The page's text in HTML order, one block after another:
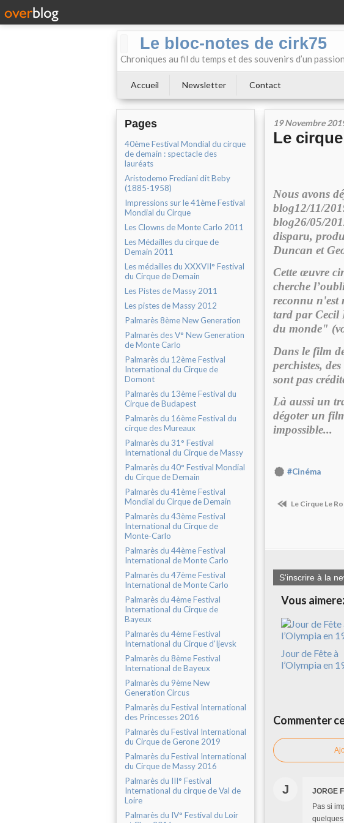
Le bloc-notes de cirk75
Chroniques au fil du temps et des souvenirs d’un
Accueil Newsletter Contact
Pages
40ème Festival Mondial du cirque
de demain : spectacle des
lauréats
Aristodemo Frediani dit Beby
(1885-1958)
Impressions sur le 41ème Festival
Mondial du Cirque
Les Clowns de Monte Carlo 2011
Les Médailles du cirque de
Demain 2011
Les médailles du XXXVII° Festival
du Cirque de Demain
Les Pistes de Massy 2011
Les pistes de Massy 2012
Palmarès 8ème New Generation
Palmarès des V° New Generation
de Monte Carlo
Palmarès du 12ème Festival
International du Cirque de
Domont
Palmarès du 13ème Festival du
Cirque de Budapest
Palmarès du 16ème Festival du
cirque des Mureaux
Palmarès du 31° Festival
International du Cirque de Massy
Palmarès du 40° Festival Mondial
du Cirque de Demain
Palmarès du 41ème Festival
Mondial du Cirque de Demain
Palmarès du 43ème Festival
International du Cirque de
Monte-Carlo
Palmarès du 44ème Festival
International de Monte Carlo
Palmarès du 47ème Festival
International de Monte Carlo
Palmarès du 4ème Festival
International du Cirque de
Bayeux
Palmarès du 4ème Festival
International du Cirque d'Ijevsk
Palmarès du 8ème Festival
International de Bayeux
Palmarès du 9ème New
Generation Circus
Palmarès du Festival International
des Princesses 2016
Palmarès du Festival International
du Cirque de Gerone 2019
Palmarès du Festival International
du Cirque de Massy 2016
Palmarès du III° Festival
International du cirque de Val de
Loire
Palmarès du IV° Festival du Loir
19 Novembre
Le
Nous avons
blog12/11/
blog26/05/
disparu,
Duncan et
Cette œuvre
cherche
reconnu n'est
tard par Cecil
du monde"
Dans le film
perchistes,
sont pas
Là aussi un
dégoter un
impossible...
#Cinéma
Le Cirque Le
S'inscrire à la
Vous
Jour de Fête à
l’Olympia en
Commenter
J JORGE
Pas si